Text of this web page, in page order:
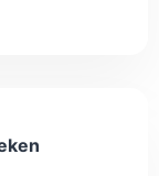
schakelaar